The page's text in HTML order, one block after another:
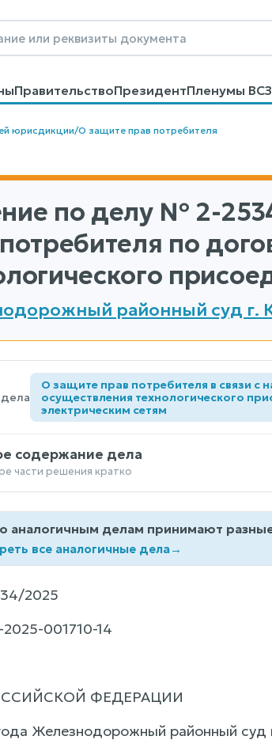
ПравительствоПрезидентПленумы ВС
договоровКонтактыПомощьПоиск
юрисдикции/О защите прав потребителя
по делу № 2-
по
районный суд г.
дела
О защите прав потребителя в связи с
осуществления технологического
электрическим сетям
содержание дела
части решения кратко
аналогичным делам принимают
все аналогичные дела→
2025
001710-14
ФЕДЕРАЦИИ
Железнодорожный районный суд